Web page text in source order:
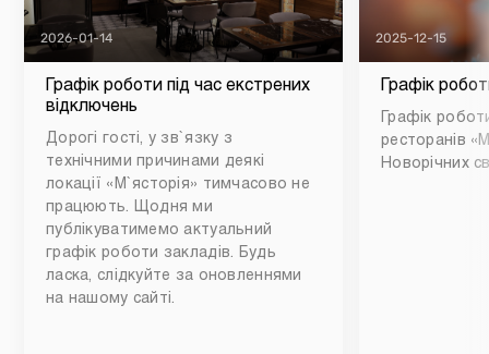
2026-01-14
Графік роботи під час екстрених
відключень
Дорогі гості, у зв`язку з
технічними причинами деякі
локації «М`ясторія» тимчасово не
працюють. Щодня ми
публікуватимемо актуальний
графік роботи закладів. Будь
ласка, слідкуйте за оновленнями
на нашому сайті.
2025-12-15
Графік
Графік
ресторанів
Новорічних